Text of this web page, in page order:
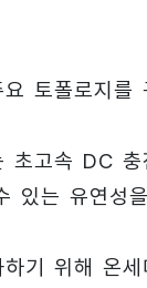
토폴로지
초고속 DC
있는 유연성
하기 위해